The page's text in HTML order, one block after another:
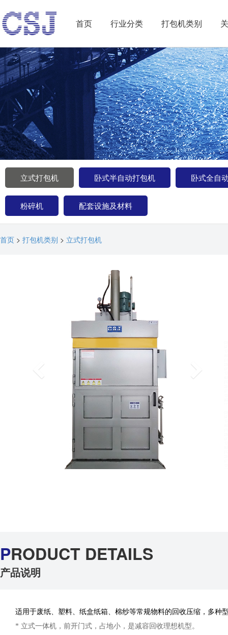
首页 行业分类 打包机类别
立式打包机 卧式半自动打包机 卧式全自
粉碎机 配套设施及材料
首页 > 打包机类别 > 立式打包机
PRODUCT DETAILS
产品说明
适用于废纸、塑料、纸盒纸箱、棉纱等常规物料的回收压缩，多
* 立式一体机，前开门式，占地小，是减容回收理想机型。